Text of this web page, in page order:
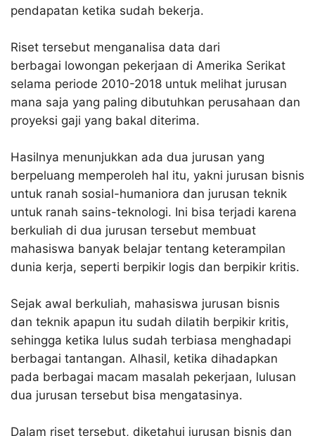
pendapatan ketika sudah bekerja.
Riset tersebut menganalisa data dari
berbagai lowongan pekerjaan di Amerika Serikat
selama periode 2010-2018 untuk melihat jurusan
mana saja yang paling dibutuhkan perusahaan dan
proyeksi gaji yang bakal diterima.
Hasilnya menunjukkan ada dua jurusan yang
berpeluang memperoleh hal itu, yakni jurusan bisnis
untuk ranah sosial-humaniora dan jurusan teknik
untuk ranah sains-teknologi. Ini bisa terjadi karena
berkuliah di dua jurusan tersebut membuat
mahasiswa banyak belajar tentang keterampilan
dunia kerja, seperti berpikir logis dan berpikir kritis.
Sejak awal berkuliah, mahasiswa jurusan bisnis
dan teknik apapun itu sudah dilatih berpikir kritis,
sehingga ketika lulus sudah terbiasa menghadapi
berbagai tantangan. Alhasil, ketika dihadapkan
pada berbagai macam masalah pekerjaan, lulusan
dua jurusan tersebut bisa mengatasinya.
Dalam riset tersebut, diketahui jurusan bisnis dan